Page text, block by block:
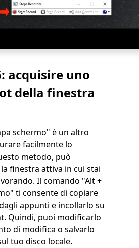
acquisire uno
della finestra
schermo" è un altro
facilmente lo
metodo, può
finestra attiva in cui stai
Il comando "Alt +
ti consente di copiare
appunti e incollarlo su
Quindi, puoi modificarlo
di modifica o salvarlo
tuo disco locale.